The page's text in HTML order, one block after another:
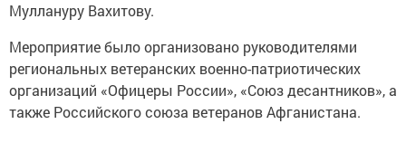
Муллануру Вахитову.
Мероприятие было организовано руководителями
региональных ветеранских военно-патриотических
организаций «Офицеры России», «Союз десантников», а
также Российского союза ветеранов Афганистана.